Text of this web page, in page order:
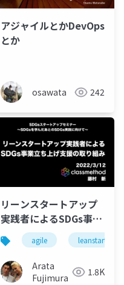
アジャイルとかDevOps
とか
osawata 242
リーンスタートアップ
実践者によるSDGs事業
立ち上げ支援の取り組
み
agile leanstartup
Arata
Fujimura
1.8K